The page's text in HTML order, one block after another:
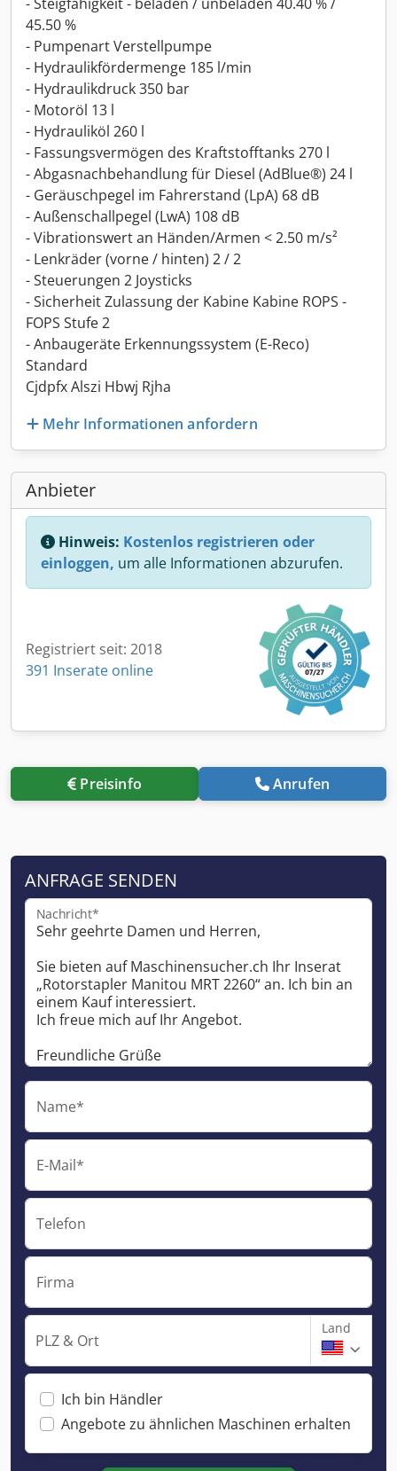
45.50 %
- Pumpenart Verstellpumpe
- Hydraulikfördermenge 185 l/min
- Hydraulikdruck 350 bar
- Motoröl 13 l
- Hydrauliköl 260 l
- Fassungsvermögen des Kraftstofftanks 270 l
- Abgasnachbehandlung für Diesel (AdBlue®) 24 l
- Geräuschpegel im Fahrerstand (LpA) 68 dB
- Außenschallpegel (LwA) 108 dB
- Vibrationswert an Händen/Armen < 2.50 m/s²
- Lenkräder (vorne / hinten) 2 / 2
- Steuerungen 2 Joysticks
- Sicherheit Zulassung der Kabine Kabine ROPS -
FOPS Stufe 2
- Anbaugeräte Erkennungssystem (E-Reco)
Standard
Cjdpfx Alszi Hbwj Rjha
Mehr Informationen anfordern
Anbieter
Hinweis: Kostenlos registrieren oder
einloggen, um alle Informationen abzurufen.
Registriert seit: 2018
391 Inserate online
Preisinfo Anrufen
ANFRAGE SENDEN
Nachricht*
Name*
E-Mail*
Telefon
Firma
PLZ & Ort
Land
Ich bin Händler
Angebote zu ähnlichen Maschinen erhalten